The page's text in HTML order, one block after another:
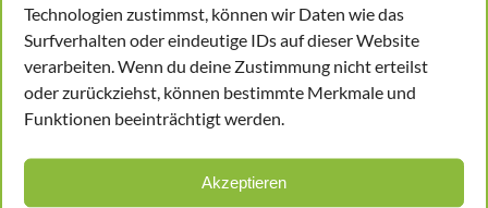
Technologien zustimmst, können wir Daten wie das
Surfverhalten oder eindeutige IDs auf dieser Website
verarbeiten. Wenn du deine Zustimmung nicht erteilst
oder zurückziehst, können bestimmte Merkmale und
Funktionen beeinträchtigt werden.
Akzeptieren
erbgutverändernde Stoffe“ (ehemals G 40)
stehen von der Vielzahl aller Gefahrstoffe
einige besonders im Brennpunkt:
Beryllium
Hydrazin